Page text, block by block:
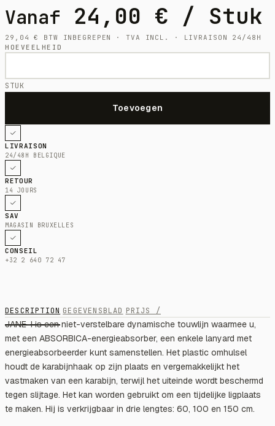
Vanaf 24,00 € / Stuk
29,04€
BTW INBEGREPEN · TVA INCL. · LIVRAISON 24/48H
HOEVEELHEID
STUK
LIVRAISON
24/48H BELGIQUE
RETOUR
14 JOURS
SAV
MAGASIN BRUXELLES
CONSEIL
+32 2 640 72 47
DESCRIPTION GEGEVENSBLAD PRIJS /
JANE-I is een niet-verstelbare dynamische touwlijn waarmee u,
met een ABSORBICA-energieabsorber, een enkele lanyard met
energieabsorbeerder kunt samenstellen. Het plastic omhulsel
houdt de karabijnhaak op zijn plaats en vergemakkelijkt het
vastmaken van een karabijn, terwijl het uiteinde wordt beschermd
tegen slijtage. Het kan worden gebruikt om een ​​tijdelijke ligplaats
te maken. Hij is verkrijgbaar in drie lengtes: 60, 100 en 150 cm.